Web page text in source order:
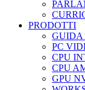
PRODOTTI
GUIDA
PC
CPU
CPU
GPU